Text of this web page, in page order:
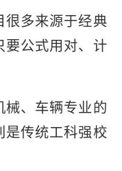
很多来源于经典
要公式用对、计
械、车辆专业的
是传统工科强校